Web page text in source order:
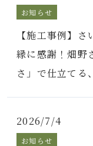
お知らせ
【施工事例】
縁に感謝！畑野
さ」で仕立てる
2026/7/4
お知らせ